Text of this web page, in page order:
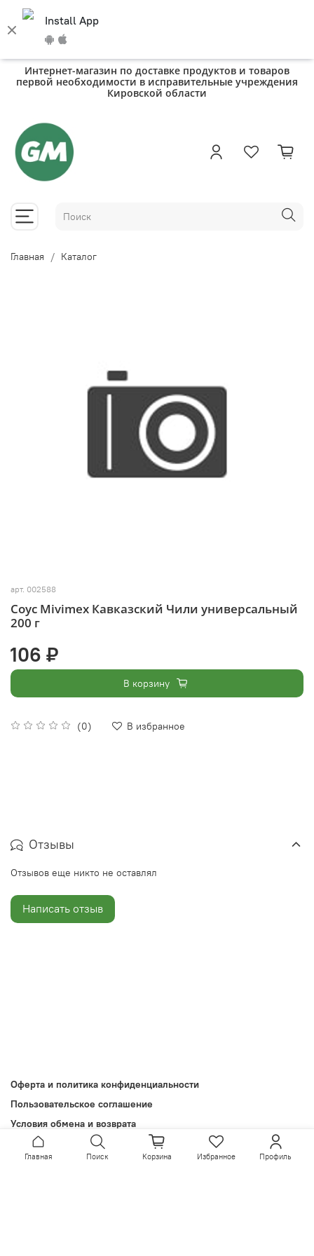
Install App
Интернет-магазин по доставке продуктов и товаров
первой необходимости в исправительные учреждения
Кировской области
Главная Каталог
арт. 002588
Соус Mivimex Кавказский Чили универсальный
200 г
(0) В избранное
106 ₽
В корзину
Отзывы
Отзывов еще никто не оставлял
Написать отзыв
Оферта и политика конфиденциальности
Пользовательское соглашение
Условия обмена и возврата
Обратная связь
Главная Поиск Корзина Избранное Профиль